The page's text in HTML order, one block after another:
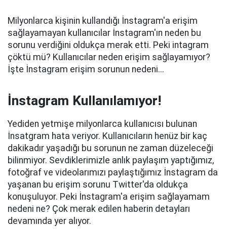
Milyonlarca kişinin kullandığı İnstagram'a erişim
sağlayamayan kullanıcılar İnstagram'ın neden bu
sorunu verdiğini oldukça merak etti. Peki intagram
çöktü mü? Kullanıcılar neden erişim sağlayamıyor?
İşte İnstagram erişim sorunun nedeni...
İnstagram Kullanılamıyor!
Yediden yetmişe milyonlarca kullanıcısı bulunan
İnsatgram hata veriyor. Kullanıcıların henüz bir kaç
dakikadır yaşadığı bu sorunun ne zaman düzeleceği
bilinmiyor. Sevdiklerimizle anlık paylaşım yaptığımız,
fotoğraf ve videolarımızı paylaştığımız İnstagram da
yaşanan bu erişim sorunu Twitter'da oldukça
konuşuluyor. Peki İnstagram'a erişim sağlayamam
nedeni ne? Çok merak edilen haberin detayları
devamında yer alıyor.